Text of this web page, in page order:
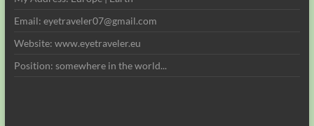
Email: eyetraveler07@gmail.com
Website: www.eyetraveler.eu
Position: somewhere in the world...